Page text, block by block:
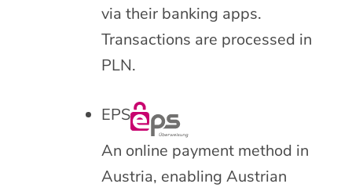
via their banking apps.
Transactions are processed in
PLN.
EPS
An online payment method in
Austria, enabling Austrian